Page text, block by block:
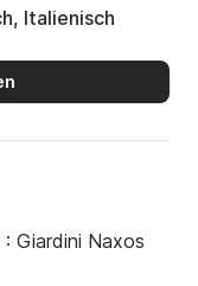
Italienisch
: Giardini Naxos